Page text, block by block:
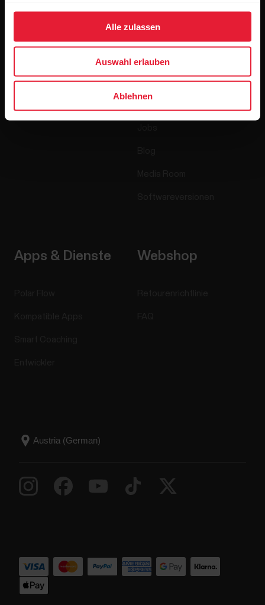
Alle zulassen
Auswahl erlauben
Ablehnen
Sensoren
Wer wir sind
Science
Apps & Dienste Webshop